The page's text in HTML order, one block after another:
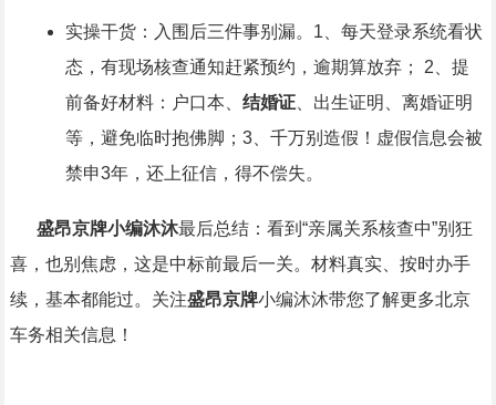
实操干货：入围后三件事别漏。1、每天登录系统看状
态，有现场核查通知赶紧预约，逾期算放弃； 2、提
前备好材料：户口本、 结婚证、出生证明、离婚证明
等，避免临时抱佛脚；3、千万别造假！虚假信息会被
禁申3年，还上征信，得不偿失。
盛昂京牌小编沐沐最后总结：看到“亲属关系核查中”别狂
喜，也别焦虑，这是中标前最后一关。材料真实、按时办手
续，基本都能过。关注盛昂京牌小编沐沐带您了解更多北京
车务相关信息！